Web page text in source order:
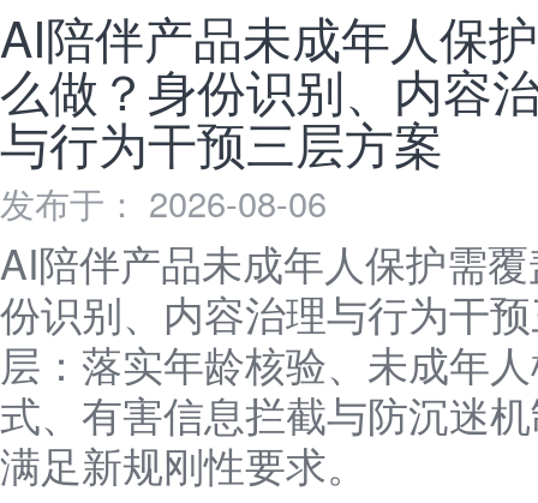
AI陪伴产品未成年人保
么做？身份识别、内容
与行为干预三层方案
发布于： 2026-08-06
AI陪伴产品未成年人保护需
份识别、内容治理与行为干
层：落实年龄核验、未成年
式、有害信息拦截与防沉迷
满足新规刚性要求。